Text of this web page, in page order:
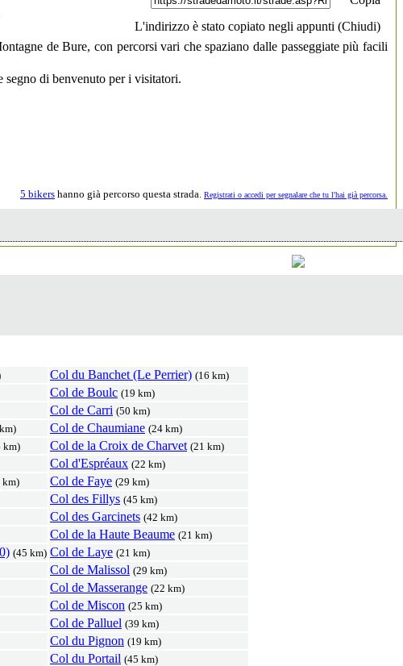
L'indirizzo è stato copiato negli appunti (Chiudi)
de Bure, con percorsi vari che spaziano dalle passeggiate più facili
segno di benvenuto per i visitatori.
5 bikers hanno già percorso questa strada. Registrati o accedi per segnalare che tu l'hai già percorsa.
Col du Banchet (Le Perrier) (16 km)
Col de Boulc (19 km)
Col de Carri (50 km)
Col de Chaumiane (24 km)
km) Col de la Croix de Charvet (21 km)
Col d'Espréaux (22 km)
km) Col de Faye (29 km)
Col des Fillys (45 km)
Col des Garcinets (42 km)
Col de la Haute Beaume (21 km)
(45 km) Col de Laye (21 km)
Col de Malissol (29 km)
Col de Masserange (22 km)
Col de Miscon (25 km)
Col de Palluel (39 km)
Col du Pignon (19 km)
Col du Portail (45 km)